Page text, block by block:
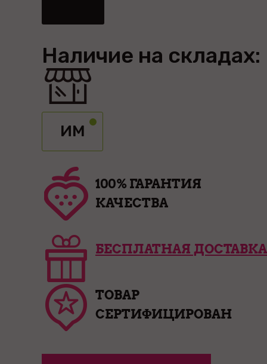
Наличие на складах:
ИМ
100% ГАРАНТИЯ
КАЧЕСТВА
БЕСПЛАТНАЯ ДОСТАВКА
ТОВАР
СЕРТИФИЦИРОВАН